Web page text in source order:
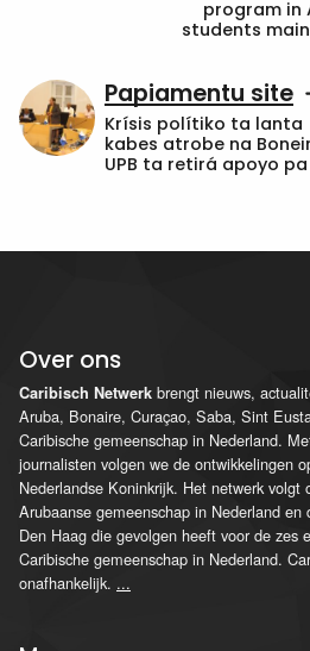
program in
students
Papiamentu site
Krísis polítiko ta lanta
kabes atrobe na
UPB ta retirá apoyo pa
Over ons
Caribisch Netwerk brengt nieuws,
Aruba, Bonaire, Curaçao, Saba, Sint
Caribische gemeenschap in Nederland.
journalisten volgen we de ontwikkelingen
Nederlandse Koninkrijk. Het netwerk volgt
Arubaanse gemeenschap in Nederland
Den Haag die gevolgen heeft voor de zes
Caribische gemeenschap in Nederland.
onafhankelijk. ...